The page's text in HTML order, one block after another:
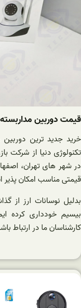
قیمت دوربین
خرید جدید ترین دوربین
تکنولوژی دنیا از شرکت
در شهر های تهران،
قیمتی مناسب امکان
بدلیل نوسانات ارز از
بیسیم خودداری کرده
کارشناسان ما در ارتباط